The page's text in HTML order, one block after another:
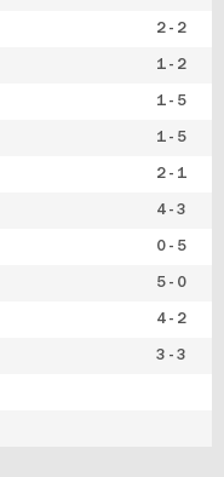
2 - 2
1 - 2
1 - 5
1 - 5
2 - 1
4 - 3
0 - 5
5 - 0
4 - 2
3 - 3